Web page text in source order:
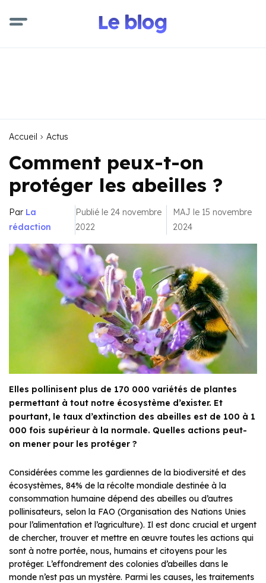
Accueil Actus
Comment peux-t-on
protéger les abeilles ?
Par La
rédaction
Publié le 24 novembre
2022
MAJ le 15 novembre
2024
Elles pollinisent plus de 170 000 variétés de plantes
permettant à tout notre écosystème d’exister. Et
pourtant, le taux d’extinction des abeilles est de 100 à 1
000 fois supérieur à la normale. Quelles actions peut-
on mener pour les protéger ?
Considérées comme les gardiennes de la biodiversité et des
écosystèmes, 84% de la récolte mondiale destinée à la
consommation humaine dépend des abeilles ou d’autres
pollinisateurs, selon la FAO (Organisation des Nations Unies
pour l’alimentation et l’agriculture). Il est donc crucial et urgent
de chercher, trouver et mettre en œuvre toutes les actions qui
sont à notre portée, nous, humains et citoyens pour les
protéger. L’effondrement des colonies d’abeilles dans le
monde n’est pas un mystère. Parmi les causes, les traitements